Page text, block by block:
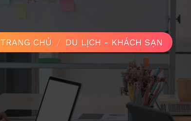
TRANG CHỦ / DU LỊCH - KHÁCH SẠN